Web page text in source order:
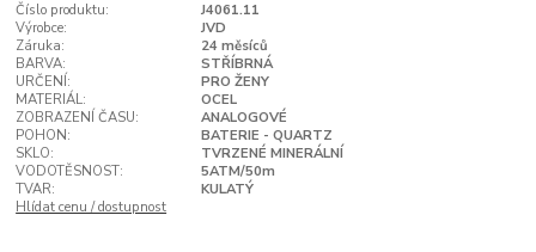
Číslo produktu:
J4061.11
Výrobce:
JVD
Záruka:
24 měsíců
BARVA:
STŘÍBRNÁ
URČENÍ:
PRO ŽENY
MATERIÁL:
OCEL
ZOBRAZENÍ ČASU:
ANALOGOVÉ
POHON:
BATERIE - QUARTZ
SKLO:
TVRZENÉ MINERÁLNÍ
VODOTĚSNOST:
5ATM/50m
TVAR:
KULATÝ
Hlídat cenu / dostupnost